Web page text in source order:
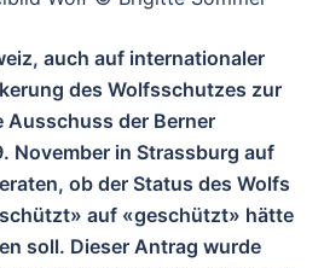
auch auf internationaler
des Wolfsschutzes zur
Ausschuss der Berner
November in Strassburg auf
ob der Status des Wolfs
auf «geschützt» hätte
soll. Dieser Antrag wurde